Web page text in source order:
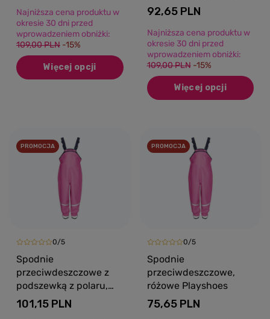
Najniższa cena produktu w
okresie 30 dni przed
wprowadzeniem obniżki:
109,00 PLN -15%
Więcej opcji
Playshoes
92,65 PLN
Najniższa cena produktu w
okresie 30 dni przed
wprowadzeniem obniżki:
109,00 PLN -15%
Więcej opcji
PROMOCJA
0/5
Spodnie
przeciwdeszczowe z
podszewką z polaru,
ocieplone, różowe,
Playshoes
101,15 PLN
PROMOCJA
0/5
Spodnie
przeciwdeszczowe,
różowe Playshoes
75,65 PLN